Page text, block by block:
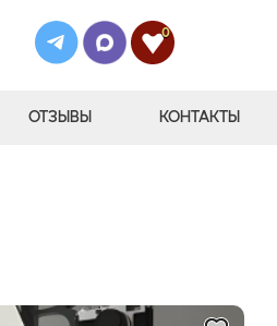
0
ОТЗЫВЫ КОНТАКТЫ